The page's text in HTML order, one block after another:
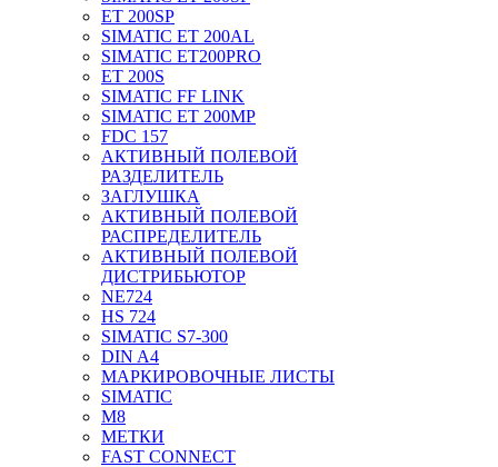
ET 200SP
SIMATIC ET 200AL
SIMATIC ET200PRO
ET 200S
SIMATIC FF LINK
SIMATIC ET 200MP
FDC 157
АКТИВНЫЙ ПОЛЕВОЙ
РАЗДЕЛИТЕЛЬ
ЗАГЛУШКА
АКТИВНЫЙ ПОЛЕВОЙ
РАСПРЕДЕЛИТЕЛЬ
АКТИВНЫЙ ПОЛЕВОЙ
ДИСТРИБЬЮТОР
NE724
HS 724
SIMATIC S7-300
DIN A4
МАРКИРОВОЧНЫЕ ЛИСТЫ
SIMATIC
M8
МЕТКИ
FAST CONNECT